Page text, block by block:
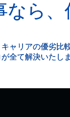
なら
ャリアの優劣比
全て解決いたしま